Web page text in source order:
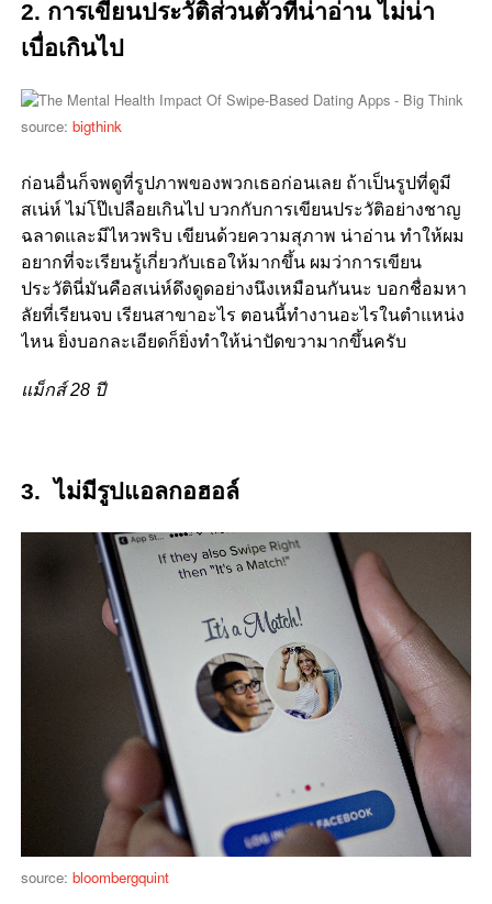
2. การเขียนประวัติส่วนตัวที่น่าอ่าน ไม่น่า
เบื่อเกินไป
source: bigthink
ก่อนอื่นก็จพดูที่รูปภาพของพวกเธอก่อนเลย ถ้าเป็นรูปที่ดูมี
สเน่ห์ ไม่โป๊เปลือยเกินไป บวกกับการเขียนประวัติอย่างชาญ
ฉลาดและมีไหวพริบ เขียนด้วยความสุภาพ น่าอ่าน ทำให้ผม
อยากที่จะเรียนรู้เกี่ยวกับเธอให้มากขึ้น ผมว่าการเขียน
ประวัตินี่มันคือสเน่ห์ดึงดูดอย่างนึงเหมือนกันนะ บอกชื่อมหา
ลัยที่เรียนจบ เรียนสาขาอะไร ตอนนี้ทำงานอะไรในตำแหน่ง
ไหน ยิ่งบอกละเอียดก็ยิ่งทำให้น่าปัดขวามากขึ้นครับ
แม็กส์ 28 ปี
3. ไม่มีรูปแอลกอฮอล์
source: bloombergquint